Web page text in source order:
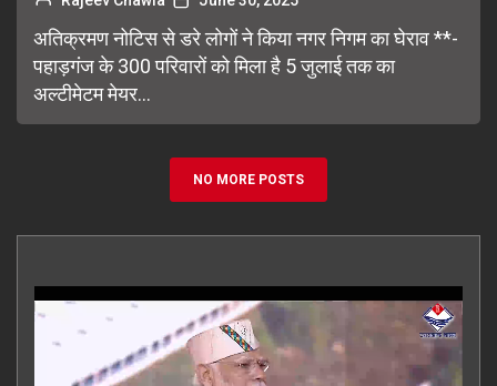
अतिक्रमण नोटिस से डरे लोगों ने किया नगर निगम का घेराव **-
पहाड़गंज के 300 परिवारों को मिला है 5 जुलाई तक का
अल्टीमेटम मेयर...
NO MORE POSTS